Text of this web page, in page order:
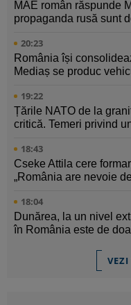
MAE român răspunde
propaganda rusă sunt
20:23
România își
Mediaș se produc
19:22
Țările NATO de la
critică. Temeri privind
18:43
Cseke Attila cere
„România are nevoie
18:04
Dunărea, la un nivel
în România este de